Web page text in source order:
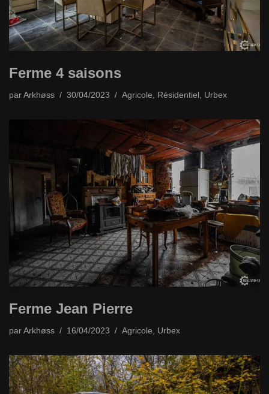
Ferme 4 saisons
par Arkhøss 30/04/2023 Agricole, Résidentiel , Urbex
Ferme Jean Pierre
par Arkhøss 16/04/2023 Agricole Urbex